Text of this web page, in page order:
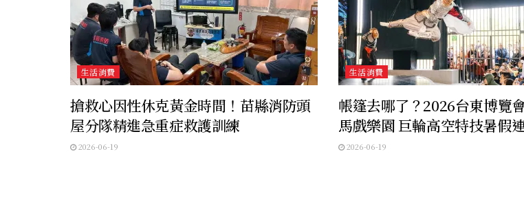
生活消費
搶救心因性休克黃金時間！苗縣消防頭
屋分隊精進急重症救護訓練
2026-06-19
生活消費
帳篷去哪了？2026台東博覽
馬戲樂園 巨輪高空特技暑假
2026-06-19